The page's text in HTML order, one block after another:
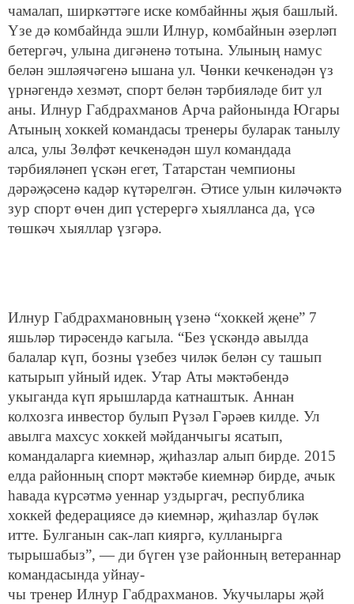
чамалап, ширкәттәге иске комбайнны җыя башлый.
Үзе дә комбайнда эшли Илнур, комбайнын әзерләп
бетергәч, улына дигәненә тотына. Улының намус
белән эшләячәгенә ышана ул. Чөнки кечкенәдән үз
үрнәгендә хезмәт, спорт белән тәрбияләде бит ул
аны. Илнур Габдрахманов Арча районында Югары
Атының хоккей командасы тренеры буларак танылу
алса, улы Зөлфәт кечкенәдән шул командада
тәрбияләнеп үскән егет, Татарстан чемпионы
дәрәҗәсенә кадәр күтәрелгән. Әтисе улын киләчәктә
зур спорт өчен дип үстерергә хыялланса да, үсә
төшкәч хыяллар үзгәрә.
Илнур Габдрахмановның үзенә “хоккей җене” 7
яшьләр тирәсендә кагыла. “Без үскәндә авылда
балалар күп, бозны үзебез чиләк белән су ташып
катырып уйный идек. Утар Аты мәктәбендә
укыганда күп ярышларда катнаштык. Аннан
колхозга инвестор булып Рүзәл Гәрәев килде. Ул
авылга махсус хоккей мәйданчыгы ясатып,
командаларга киемнәр, җиһазлар алып бирде. 2015
елда районның спорт мәктәбе киемнәр бирде, ачык
һавада күрсәтмә уеннар уздыргач, республика
хоккей федерациясе дә киемнәр, җиһазлар бүләк
итте. Булганын сак-лап кияргә, кулланырга
тырышабыз”, — ди бүген үзе районның ветераннар
командасында уйнау-
чы тренер Илнур Габдрахманов. Укучылары җәй